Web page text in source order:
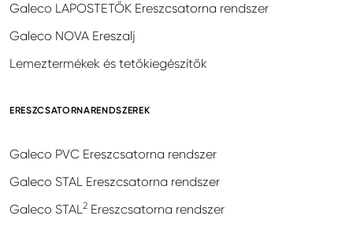
Galeco LAPOSTETŐK Ereszcsatorna rendszer
Galeco NOVA Ereszalj
Lemeztermékek és tetőkiegészítők
ERESZCSATORNARENDSZEREK
Galeco PVC Ereszcsatorna rendszer
Galeco STAL Ereszcsatorna rendszer
Galeco STAL2 Ereszcsatorna rendszer